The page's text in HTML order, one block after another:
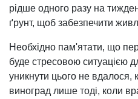
рідше одного разу на
ґрунт, щоб забезпечити
Необхідно пам'ятати, що
буде стресовою ситуацією
уникнути цього не
виноград лише тоді, коли